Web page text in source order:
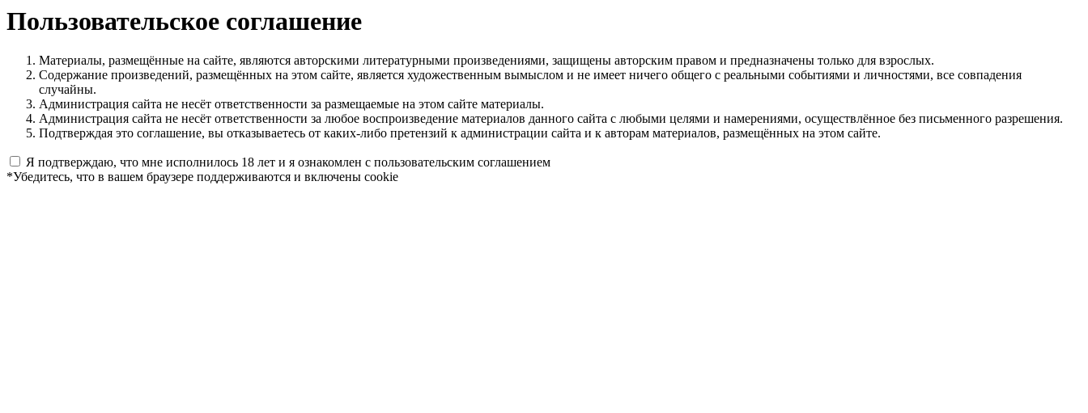
Пользовательское соглашение
Материалы, размещённые на сайте, являются авторскими литературными произведениями, защищены авторским правом и предназначены только для взрослых.
Содержание произведений, размещённых на этом сайте, является художественным вымыслом и не имеет ничего общего с реальными событиями и личностями, все совпадения
случайны.
Администрация сайта не несёт ответственности за размещаемые на этом сайте материалы.
Администрация сайта не несёт ответственности за любое воспроизведение материалов данного сайта с любыми целями и намерениями, осуществлённое без письменного разрешения.
Подтверждая это соглашение, вы отказываетесь от каких-либо претензий к администрации сайта и к авторам материалов, размещённых на этом сайте.
Я подтверждаю, что мне исполнилось 18 лет и я ознакомлен с пользовательским соглашением
*Убедитесь, что в вашем браузере поддерживаются и включены cookie